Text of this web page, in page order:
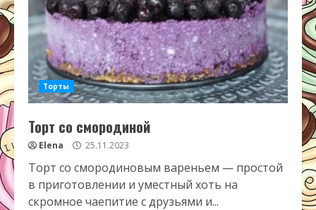
Торты
Торт со смородиной
Elena 25.11.2023
Торт со смородиновым вареньем — простой
в приготовлении и уместный хоть на
скромное чаепитие с друзьями и...